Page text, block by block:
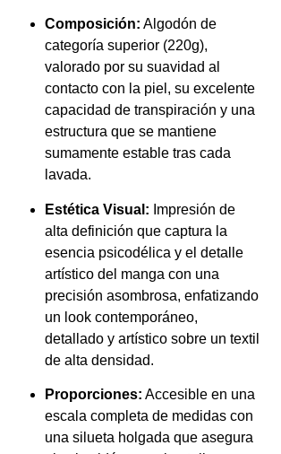
Composición: Algodón de
categoría superior (220g),
valorado por su suavidad al
contacto con la piel, su excelente
capacidad de transpiración y una
estructura que se mantiene
sumamente estable tras cada
lavada.
Estética Visual: Impresión de
alta definición que captura la
esencia psicodélica y el detalle
artístico del manga con una
precisión asombrosa, enfatizando
un look contemporáneo,
detallado y artístico sobre un textil
de alta densidad.
Proporciones: Accesible en una
escala completa de medidas con
una silueta holgada que asegura